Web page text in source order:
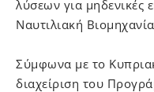
λύσεων για μηδενικές
Ναυτιλιακή
Σύμφωνα με το
διαχείριση του